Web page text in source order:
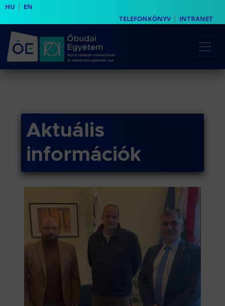
HU | EN
TELEFONKÖNYV| INTRANET
Aktuális
információk